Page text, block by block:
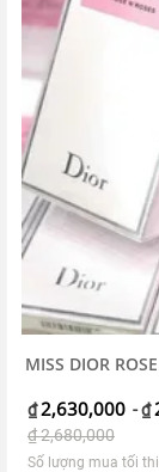
MISS DIOR
₫2,630,000 -₫
₫2,680,000
Số lượng mua tối